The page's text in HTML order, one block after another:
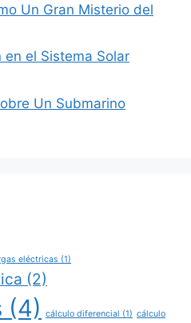
Un Gran Misterio del
el Sistema Solar
Un Submarino
eléctricas (1)
(2)
(4) cálculo diferencial (1) cálculo